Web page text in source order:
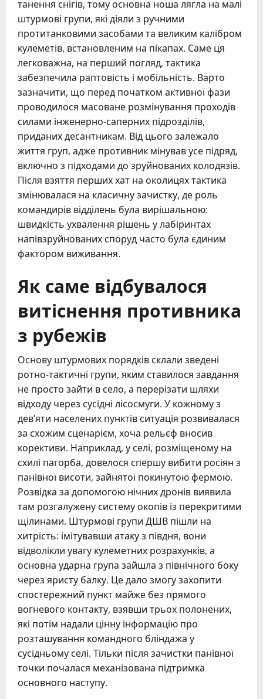
танення снігів, тому основна ноша лягла на малі
штурмові групи, які діяли з ручними
протитанковими засобами та великим калібром
кулеметів, встановленим на пікапах. Саме ця
легковажна, на перший погляд, тактика
забезпечила раптовість і мобільність. Варто
зазначити, що перед початком активної фази
проводилося масоване розмінування проходів
силами інженерно-саперних підрозділів,
приданих десантникам. Від цього залежало
життя груп, адже противник мінував усе підряд,
включно з підходами до зруйнованих колодязів.
Після взяття перших хат на околицях тактика
змінювалася на класичну зачистку, де роль
командирів відділень була вирішальною:
швидкість ухвалення рішень у лабіринтах
напівзруйнованих споруд часто була єдиним
фактором виживання.
Як саме відбувалося
витіснення противника
з рубежів
Основу штурмових порядків склали зведені
ротно-тактичні групи, яким ставилося завдання
не просто зайти в село, а перерізати шляхи
відходу через сусідні лісосмуги. У кожному з
дев’яти населених пунктів ситуація розвивалася
за схожим сценарієм, хоча рельєф вносив
корективи. Наприклад, у селі, розміщеному на
схилі пагорба, довелося спершу вибити росіян з
панівної висоти, зайнятої покинутою фермою.
Розвідка за допомогою нічних дронів виявила
там розгалужену систему окопів із перекритими
щілинами. Штурмові групи ДШВ пішли на
хитрість: імітувавши атаку з півдня, вони
відволікли увагу кулеметних розрахунків, а
основна ударна група зайшла з північного боку
через яристу балку. Це дало змогу захопити
спостережний пункт майже без прямого
вогневого контакту, взявши трьох полонених,
які потім надали цінну інформацію про
розташування командного бліндажа у
сусідньому селі. Тільки після зачистки панівної
точки почалася механізована підтримка
основного наступу.